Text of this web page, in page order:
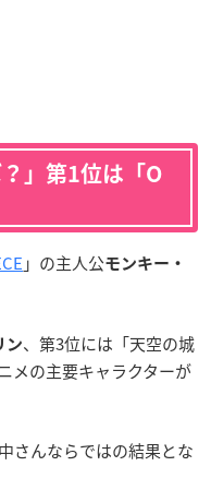
」第1位は「O
」の主人公モンキー・
ン、第3位には「天空の城
メの主要キャラクターが
さんならではの結果とな